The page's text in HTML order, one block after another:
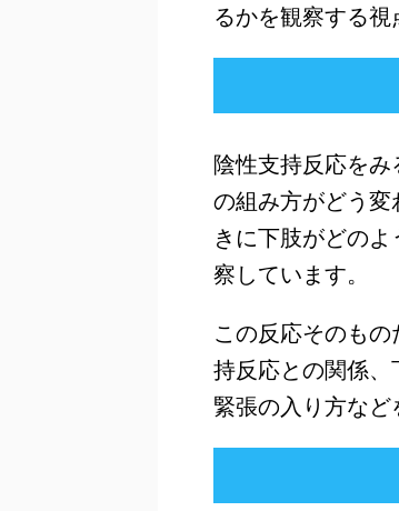
るかを観察する視
陰性支持反応を
の組み方がどう変
きに下肢がどの
察しています。
この反応そのも
持反応との関係
緊張の入り方など